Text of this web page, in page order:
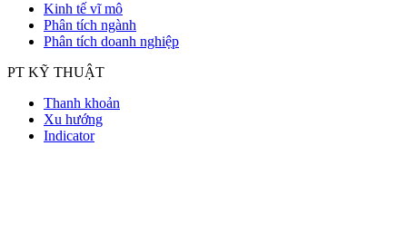
Kinh tế vĩ mô
Phân tích ngành
Phân tích doanh nghiệp
PT KỸ THUẬT
Thanh khoản
Xu hướng
Indicator